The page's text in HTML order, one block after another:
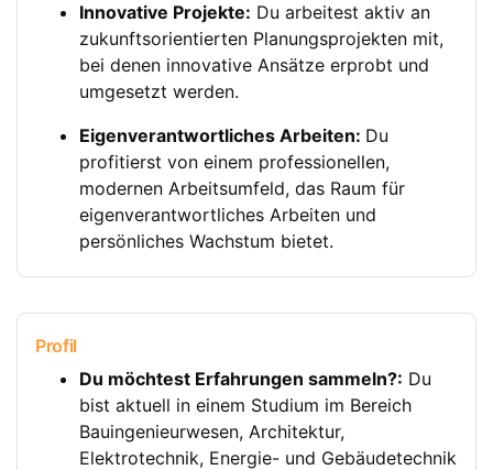
Innovative Projekte: Du arbeitest aktiv an
zukunftsorientierten Planungsprojekten mit,
bei denen innovative Ansätze erprobt und
umgesetzt werden.
Eigenverantwortliches Arbeiten: Du
profitierst von einem professionellen,
modernen Arbeitsumfeld, das Raum für
eigenverantwortliches Arbeiten und
persönliches Wachstum bietet.
Profil
Du möchtest Erfahrungen sammeln?: Du
bist aktuell in einem Studium im Bereich
Bauingenieurwesen, Architektur,
Elektrotechnik, Energie- und Gebäudetechnik